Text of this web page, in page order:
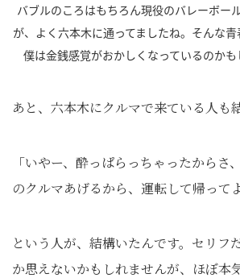
バブルのころはもちろん現役のバレーボー
が、よく六本木に通ってましたね。そんな青
僕は金銭感覚がおかしくなっているのかも
あと、六本木にクルマで来ている人も
「いやー、酔っぱらっちゃったからさ
のクルマあげるから、運転して帰ってよ
という人が、結構いたんです。セリフ
か思えないかもしれませんが、ほぼ本